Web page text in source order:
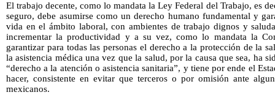
El trabajo decente, como lo mandata la Ley Federal del Trabajo, es
seguro, debe asumirse como un derecho humano fundamental y
vida en el ámbito laboral, con ambientes de trabajo dignos y
incrementar la productividad y a su vez, como lo mandata la
garantizar para todas las personas el derecho a la protección de la
la asistencia médica una vez que la salud, por la causa que sea, ha
“derecho a la atención o asistencia sanitaria”, y tiene por ende el
hacer, consistente en evitar que terceros o por omisión ante
mexicanos.